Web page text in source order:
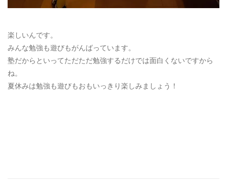
楽しいんです。
みんな勉強も遊びもがんばっています。
塾だからといってただただ勉強するだけでは面白くないですから
ね。
夏休みは勉強も遊びもおもいっきり楽しみましょう！